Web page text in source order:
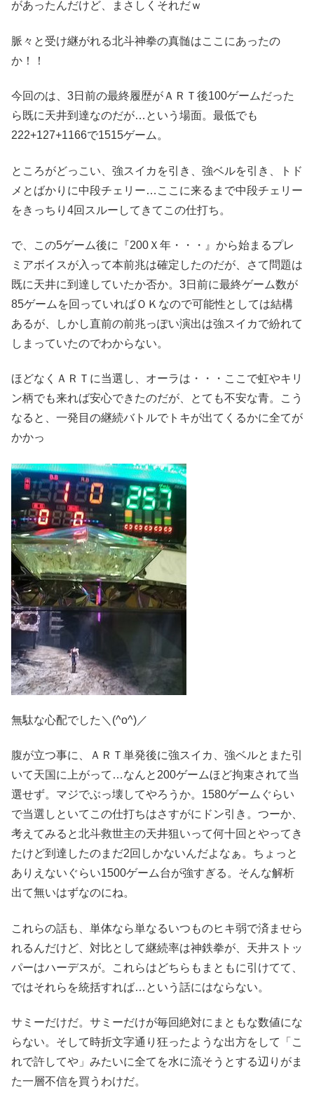
があったんだけど、まさしくそれだｗ
脈々と受け継がれる北斗神拳の真髄はここにあったの
か！！
今回のは、3日前の最終履歴がＡＲＴ後100ゲームだった
ら既に天井到達なのだが…という場面。最低でも
222+127+1166で1515ゲーム。
ところがどっこい、強スイカを引き、強ベルを引き、トド
メとばかりに中段チェリー…ここに来るまで中段チェリー
をきっちり4回スルーしてきてこの仕打ち。
で、この5ゲーム後に『200Ｘ年・・・』から始まるプレ
ミアボイスが入って本前兆は確定したのだが、さて問題は
既に天井に到達していたか否か。3日前に最終ゲーム数が
85ゲームを回っていればＯＫなので可能性としては結構
あるが、しかし直前の前兆っぽい演出は強スイカで紛れて
しまっていたのでわからない。
ほどなくＡＲＴに当選し、オーラは・・・ここで虹やキリ
ン柄でも来れば安心できたのだが、とても不安な青。こう
なると、一発目の継続バトルでトキが出てくるかに全てが
かかっ
無駄な心配でした＼(^o^)／
腹が立つ事に、ＡＲＴ単発後に強スイカ、強ベルとまた引
いて天国に上がって…なんと200ゲームほど拘束されて当
選せず。マジでぶっ壊してやろうか。1580ゲームぐらい
で当選しといてこの仕打ちはさすがにドン引き。つーか、
考えてみると北斗救世主の天井狙いって何十回とやってき
たけど到達したのまだ2回しかないんだよなぁ。ちょっと
ありえないぐらい1500ゲーム台が強すぎる。そんな解析
出て無いはずなのにね。
これらの話も、単体なら単なるいつものヒキ弱で済ませら
れるんだけど、対比として継続率は神鉄拳が、天井ストッ
パーはハーデスが。これらはどちらもまともに引けてて、
ではそれらを統括すれば…という話にはならない。
サミーだけだ。サミーだけが毎回絶対にまともな数値にな
らない。そして時折文字通り狂ったような出方をして「こ
れで許してや」みたいに全てを水に流そうとする辺りがま
た一層不信を買うわけだ。